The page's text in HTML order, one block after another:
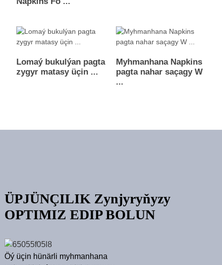
Lomaý bukulýan pagta
zygyr matasy üçin ...
Myhmanhana Napkins
pagta nahar saçagy W
...
ÜPJÜNÇILIK Zynjyryňyzy
OPTIMIZ EDIP BOLUN
Öý üçin hünärli myhmanhana